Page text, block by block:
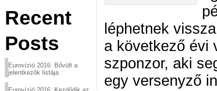
Recent
Posts
Eurovízió 2016: Bővült a
jelentkezők listája
léphetnek
a következő évi
szponzor, aki
egy versenyző